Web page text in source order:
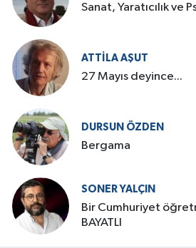
Sanat, Yaratıcılık ve
ATTILA AŞUT
27 Mayıs deyince...
DURSUN ÖZDEN
Bergama
SONER YALÇIN
Bir Cumhuriyet
BAYATLI